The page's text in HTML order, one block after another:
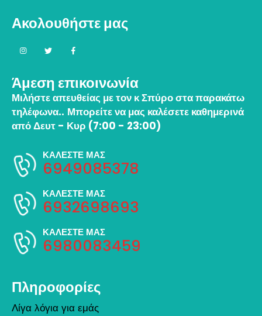
Ακολουθήστε μας
Άμεση επικοινωνία
Μιλήστε απευθείας με τον κ Σπύρο στα παρακάτω
τηλέφωνα.. Μπορείτε να μας καλέσετε καθημερινά
από Δευτ - Κυρ (7:00 - 23:00)
ΚΑΛΕΣΤΕ ΜΑΣ
6949085378
ΚΑΛΕΣΤΕ ΜΑΣ
6932698693
ΚΑΛΕΣΤΕ ΜΑΣ
6980083459
Πληροφορίες
Λίγα λόγια για εμάς